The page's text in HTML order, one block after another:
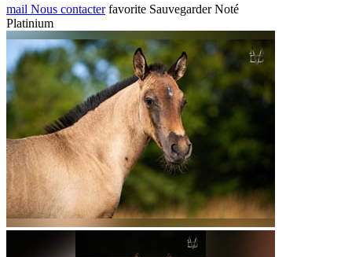
mail Nous contacter favorite Sauvegarder Noté
Platinium